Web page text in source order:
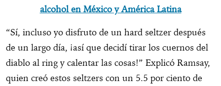
alcohol en México y América Latina
“Sí, incluso yo disfruto de un hard seltzer después
de un largo día, ¡así que decidí tirar los cuernos del
diablo al ring y calentar las cosas!” Explicó Ramsay,
quien creó estos seltzers con un 5.5 por ciento de